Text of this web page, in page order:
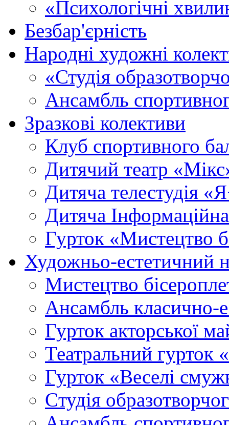
«Психологічні
Безбар'єрність
Народні художні
«Студія
Ансамбль
Зразкові колективи
Клуб спортивного
Дитячий театр
Дитяча телестудія
Дитяча
Гурток «Мистецтво
Художньо-естетичний
Мистецтво
Ансамбль класично-
Гурток акторської
Театральний гурток
Гурток «Веселі
Cтудія